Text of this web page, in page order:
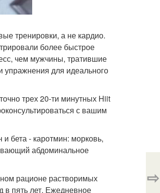
тренировки, а не кардио.
более быстрое
чем мужчины, тратившие
упражнения для идеального
трех 20-ти минутных Hiit
с вашим
бета - каротмин: морковь,
абдоминальное
рационе растворимых
в пять лет. Ежедневное
⇨